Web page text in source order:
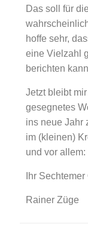
Das soll für
hoffe sehr,
eine Vielzahl
berichten
Jetzt bleibt
gesegnetes
ins neue Jahr
im (kleinen)
und vor
Ihr
Rainer Züge